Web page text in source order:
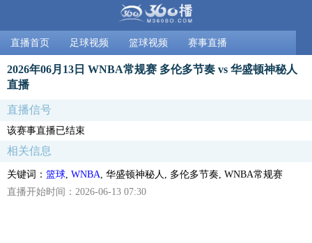
直播首页 足球视频 篮球视频 赛事直播
2026年06月13日 WNBA常规赛 多伦多节奏 vs 华盛顿神秘人
直播
直播信号
该赛事直播已结束
相关信息
关键词： 篮球 WNBA , 华盛顿神秘人, 多伦多节奏, WNBA常规赛
直播开始时间：2026-06-13 07:30